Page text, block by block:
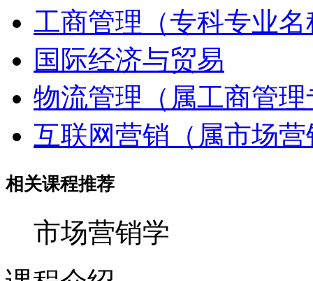
工商管理（专科专业
国际经济与贸易
物流管理（属工商管
互联网营销（属市场
相关课程推荐
市场营销学